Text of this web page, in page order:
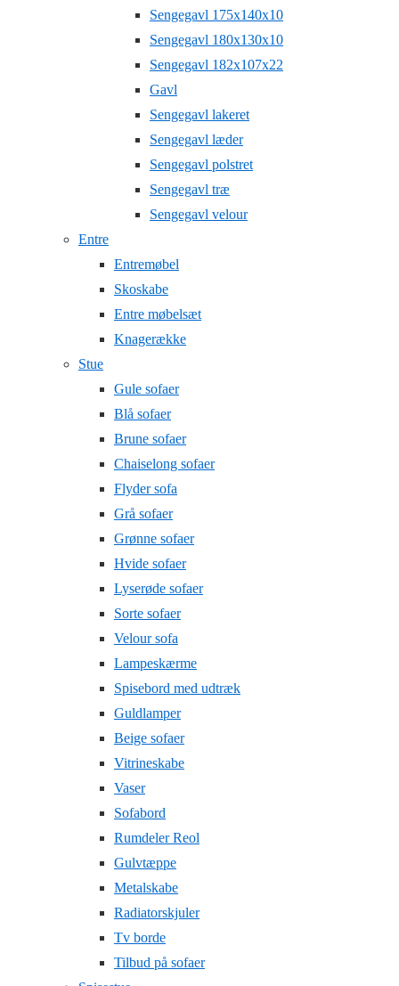
Sengegavl 175x140x10
Sengegavl 180x130x10
Sengegavl 182x107x22
Gavl
Sengegavl lakeret
Sengegavl læder
Sengegavl polstret
Sengegavl træ
Sengegavl velour
Entre
Entremøbel
Skoskabe
Entre møbelsæt
Knagerække
Stue
Gule sofaer
Blå sofaer
Brune sofaer
Chaiselong sofaer
Flyder sofa
Grå sofaer
Grønne sofaer
Hvide sofaer
Lyserøde sofaer
Sorte sofaer
Velour sofa
Lampeskærme
Spisebord med udtræk
Guldlamper
Beige sofaer
Vitrineskabe
Vaser
Sofabord
Rumdeler Reol
Gulvtæppe
Metalskabe
Radiatorskjuler
Tv borde
Tilbud på sofaer